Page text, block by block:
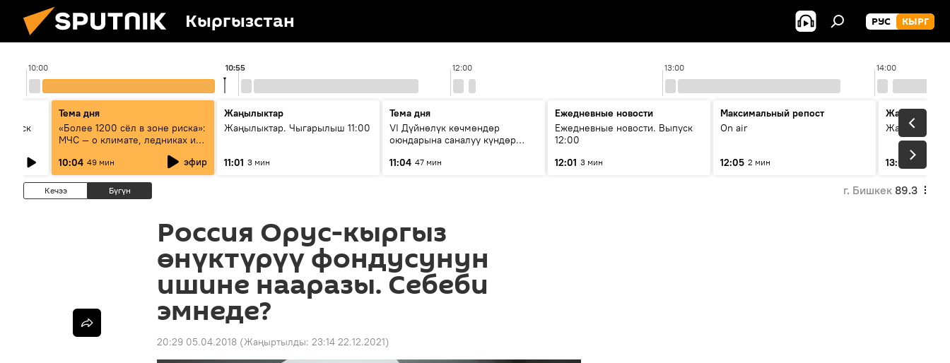
Кыргызстан РУС КЫРГ
10:00 12:00 13:00 14:00
10:55
Тема дня
«Более 1200 сёл в зоне риска»:
МЧС — о климате, ледниках и
населения
10:04 49 мин эфир
Жаңылыктар
Жаңылыктар. Чыгарылыш 11:00
11:01 3 мин
Тема дня
VI Дүйнөлүк көчмөндөр
оюндарына саналуу күндөр
этапка жетти?
11:04 47 мин
Ежедневные новости
Ежедневные новости. Выпуск
12:00
12:01 3 мин
Максимальный репост
On air
12:05 2 мин
Жаңылыктар
13:01 3 мин
Кечээ Бүгүн г. Бишкек 89.3
Россия Орус-кыргыз
өнүктүрүү фондусунун
ишине нааразы. Себеби
эмнеде?
20:29 05.04.2018 (Жаңыртылды: 23:14 22.12.2021)